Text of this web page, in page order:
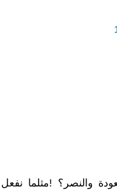
والنصر؟ !مثلما نفعل